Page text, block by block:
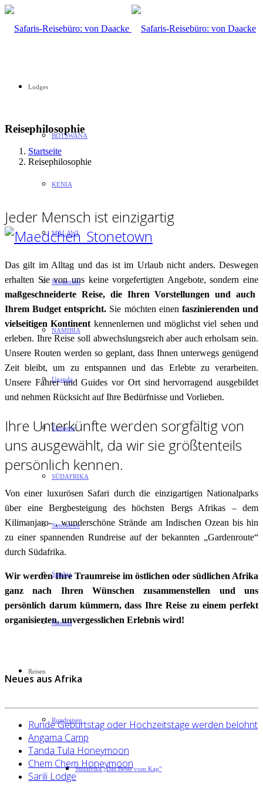
Lodges
BOTSWANA
KENIA
MALAWI
Mosambik
NAMIBIA
Uganda
Tansania
SÜDAFRIKA
Simbabwe
Sambia
Ruanda
Reisen
Rundreisen
Südafrika „Das Beste vom Kap“
Reisephilosophie
Startseite
Reisephilosophie
Jeder Mensch ist einzigartig
Das gilt im Alltag und das ist im Urlaub nicht anders. Deswegen
erhalten Sie von uns keine vorgefertigten Angebote, sondern eine
maßgeschneiderte Reise, die Ihren Vorstellungen und auch
Ihrem Budget entspricht. Sie möchten einen faszinierenden und
vielseitigen Kontinent kennenlernen und möglichst viel sehen und
erleben. Ihre Reise soll abwechslungsreich aber auch erholsam sein.
Unsere Routen werden so geplant, dass Ihnen unterwegs genügend
Zeit bleibt, um zu entspannen und das Erlebte zu verarbeiten.
Unsere Fahrer und Guides vor Ort sind hervorragend ausgebildet
und nehmen Rücksicht auf Ihre Bedürfnisse und Vorlieben.
Ihre Unterkünfte werden sorgfältig von
uns ausgewählt, da wir sie größtenteils
persönlich kennen.
Von einer luxurösen Safari durch die einzigartigen Nationalparks
über eine Bergbesteigung des höchsten Bergs Afrikas – dem
Kilimanjaro- , wunderschöne Strände am Indischen Ozean bis hin
zu einer spannenden Rundreise auf der bekannten „Gardenroute“
durch Südafrika.
Wir werden Ihre Traumreise im östlichen oder südlichen Afrika
ganz nach Ihren Wünschen zusammenstellen und uns
persönlich darum kümmern, dass Ihre Reise zu einem perfekt
organisierten, unvergesslichen Erlebnis wird!
Neues aus Afrika
Runde Geburtstag oder Hochzeitstage werden belohnt
Angama Camp
Tanda Tula Honeymoon
Chem Chem Honeymoon
Sarili Lodge